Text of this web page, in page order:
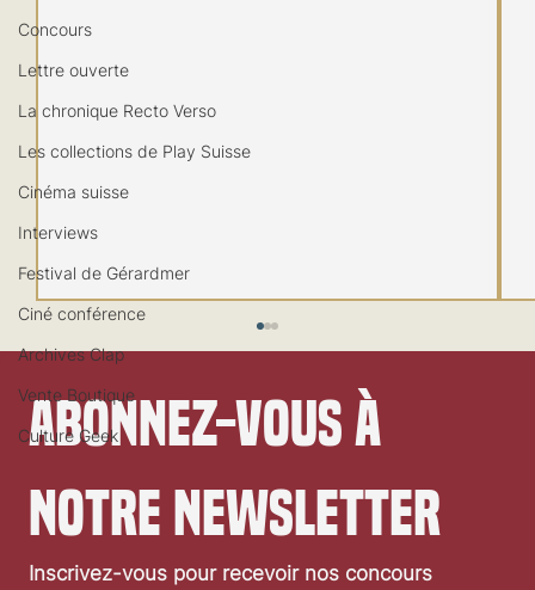
Concours
Lettre ouverte
La chronique Recto Verso
Les collections de Play Suisse
Cinéma suisse
Interviews
Festival de Gérardmer
Ciné conférence
Archives Clap
Vente Boutique
Culture Geek
«Crime 101» de Bart Layton: critique vidéo
Abonnez-vous à
notre newsletter
Inscrivez-vous pour recevoir nos concours